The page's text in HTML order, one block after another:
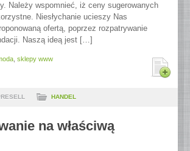
Należy wspomnieć, iż ceny sugerowanych
Niesłychanie ucieszy Nas
ofertą, poprzez rozpatrywanie
Naszą ideą jest […]
sklepy www
HANDEL
na właściwą